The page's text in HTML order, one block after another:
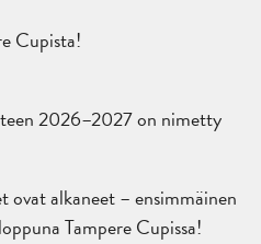
Cupista!
2026–2027 on nimetty
ovat alkaneet – ensimmäinen
Tampere Cupissa!